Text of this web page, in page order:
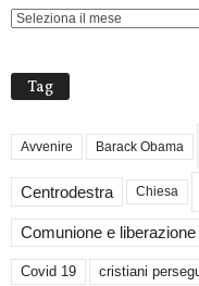
Tag
Avvenire Barack Obama
Centrodestra Chiesa
Comunione e liberazione
Covid 19 cristiani